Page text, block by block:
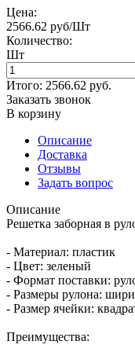
Цена:
2566.62 руб/Шт
Количество:
Шт
Итого: 2566.62 руб.
Заказать звонок
В корзину
Описание
Доставка
Отзывы
Задать вопрос
Описание
Решетка заборная в
- Материал: пластик
- Цвет: зеленый
- Формат поставки:
- Размеры рулона:
- Размер ячейки:
Преимущества: